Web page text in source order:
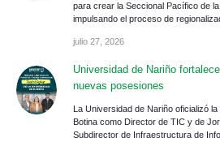
para crear la Seccional Pacífico de
impulsando el proceso de
julio 27, 2026
Universidad de Nariño
nuevas posesiones
La Universidad de Nariño oficializó
Botina como Director de TIC y de
Subdirector de Infraestructura de